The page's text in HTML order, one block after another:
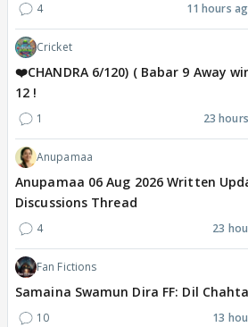
4 11 hours
Cricket
❤️CHANDRA 6/120) ( Babar 9 Away
12 !
1 23
Anupamaa
Anupamaa 06 Aug 2026 Written
Discussions Thread
4 23
Fan Fictions
Samaina Swamun Dira FF: Dil
10 13